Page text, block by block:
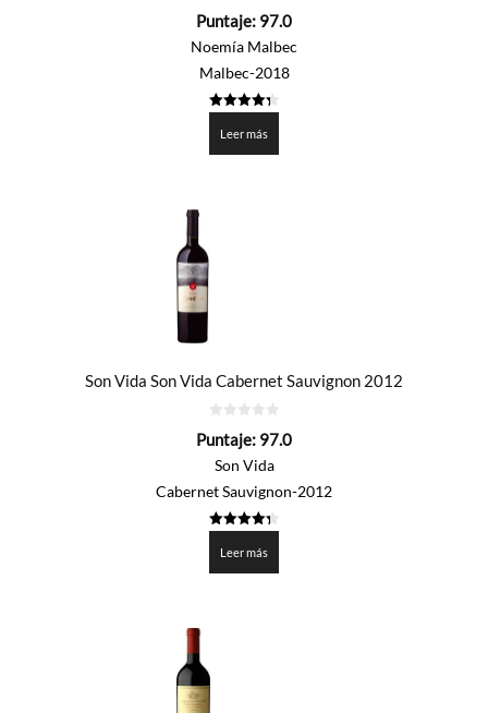
de
Puntaje: 97.0
Noemía Malbec
Malbec-2018
de 5
Leer más
Son Vida Son Vida Cabernet Sauvignon 2012
de
Puntaje: 97.0
Son Vida
Cabernet Sauvignon-2012
de 5
Leer más